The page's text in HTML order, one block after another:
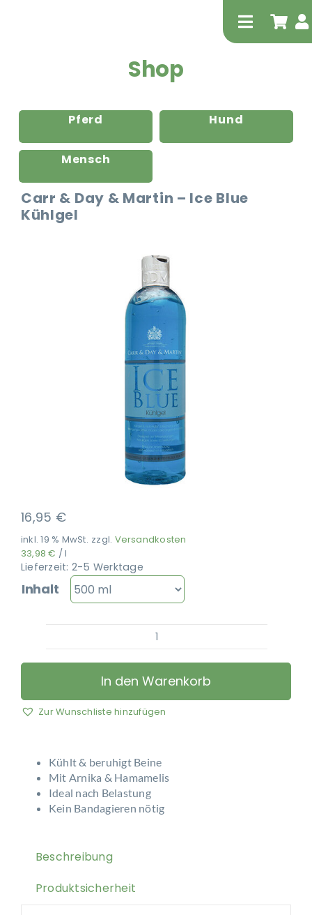
Toggle
Shop
Pferd Hund
Mensch
Carr & Day & Martin – Ice Blue
Kühlgel
16,95 €
inkl. 19 % MwSt. zzgl. Versandkosten
33,98€ /l
Lieferzeit: 2-5 Werktage
Inhalt
Carr
&
Day
Martin
Blue
Kühlgel
In den Warenkorb
Zur Wunschliste hinzufügen
Kühlt & beruhigt Beine
Mit Arnika & Hamamelis
Ideal nach Belastung
Kein Bandagieren nötig
Beschreibung
Produktsicherheit